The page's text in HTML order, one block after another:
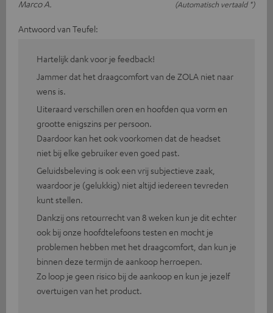
Marco A.
(Automatisch vertaald *)
Antwoord van Teufel:
Hartelijk dank voor je feedback!
Jammer dat het draagcomfort van de ZOLA niet naar
wens is.
Uiteraard verschillen oren en hoofden qua vorm en
grootte enigszins per persoon.
Daardoor kan het ook voorkomen dat de headset
niet bij elke gebruiker even goed past.
Geluidsbeleving is ook een vrij subjectieve zaak,
waardoor je (gelukkig) niet altijd iedereen tevreden
kunt stellen.
Dankzij ons retourrecht van 8 weken kun je dit echter
ook bij onze hoofdtelefoons testen en mocht je
problemen hebben met het draagcomfort, dan kun je
binnen deze termijn de aankoop herroepen.
Zo loop je geen risico bij de aankoop en kun je jezelf
overtuigen van het product.